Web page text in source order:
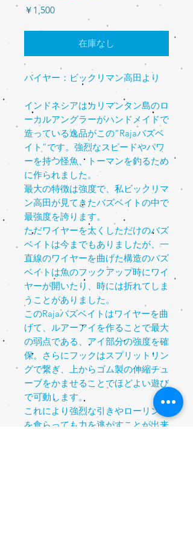
￥1,500価
在庫なし
バイヤー：ビックリマン高田より
インドネシアはカリマンタン島のロ
ーカルアングラーがハンドメイドで
造っている逸品がこの“Rajaバズベ
イト”です。強烈なスピードやパワ
ーを持つ怪魚、トーマンを釣るため
に作られました。
最大の特徴は強度で、私ビックリマ
ン高田が見てきたバズベイトの中で
最強度を誇ります。
ただワイヤーを太くしただけのバズ
ベイトは今までもありましたが、一
直線のワイヤーを曲げた構造のバズ
ベイトは魚のフックアップ時にワイ
ヤーが開いたり、時には折れてしま
うことがありました。
このRajaバズベイトはワイヤーを曲
げて、ルアーアイを作ることで最大
の弱点である、アイ部分の強度を確
保。さらにフックはスプリットリン
グで繋ぎ、上からゴム製の伸縮チュ
ーブをかませることでほどよい遊び
で可動します。
これにより強烈な引きやローリング
を食らっても力を逃がすことが出来